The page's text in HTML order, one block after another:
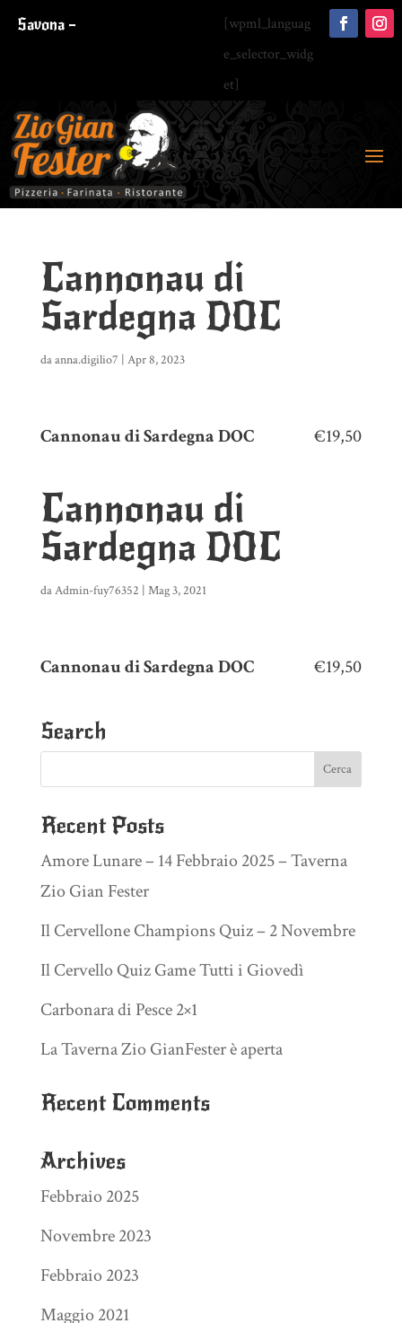
Savona –
[wpml_languag
e_selector_widg
et]
Cannonau di
Sardegna DOC
daanna.digilio7 | Apr 8, 2023
Cannonau di Sardegna DOC €19,50
Cannonau di
Sardegna DOC
daAdmin-fuy76352 | Mag 3, 2021
Cannonau di Sardegna DOC €19,50
Search
Recent Posts
Amore Lunare – 14 Febbraio 2025 – Taverna
Zio Gian Fester
Il Cervellone Champions Quiz – 2 Novembre
Il Cervello Quiz Game Tutti i Giovedì
Carbonara di Pesce 2×1
La Taverna Zio GianFester è aperta
Recent Comments
Archives
Febbraio 2025
Novembre 2023
Febbraio 2023
Maggio 2021